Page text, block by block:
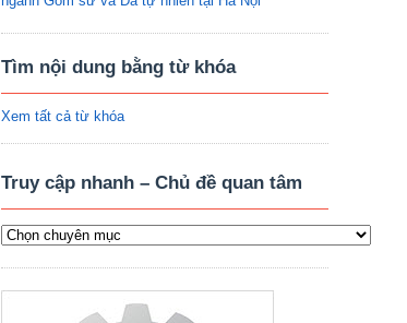
Tìm nội dung bằng từ khóa
Xem tất cả từ khóa
Truy cập nhanh – Chủ đề quan tâm